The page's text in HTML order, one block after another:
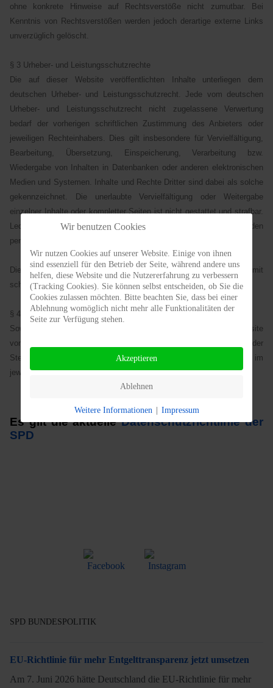
ohne konkrete Hinweise auf Rechtsverstöße nicht zumutbar. Bei
Kenntnis von Rechtsverstößen werden jedoch derartige externe Links
unverzüglich gelöscht.
§ 3 Urheber- und Leistungsschutzrechte
Die auf dieser Website veröffentlichten Inhalte unterliegen dem
deutschen Urheber- und Leistungsschutzrecht. Jede vom deutschen
Urheber- und Leistungsschutzrecht nicht zugelassene Verwertung
bedarf der vorherigen schriftlichen Zustimmung des Anbieters oder
jeweiligen Rechteinhabers. Dies gilt insbesondere für Vervielfältigung,
Bearbeitung, Übersetzung, Einspeicherung, Verarbeitung bzw.
Wiedergabe von Inhalten in Datenbanken oder anderen elektronischen
Medien und Systemen. Inhalte und Rechte Dritter sind dabei als solche
gekennzeichnet. Die unerlaubte Vervielfältigung oder Weitergabe
einzelner Inhalte oder kompletter Seiten ist nicht gestattet und strafbar.
Lediglich die Herstellung von Kopien und Downloads für den
persönlichen, privaten und nicht kommerziellen Gebrauch ist erlaubt.
Die Darstellung dieser Website in fremden Frames ist nur mit
schriftlicher Erlaubnis zulässig.
§ 4 Besondere Nutzungsbedingungen
Soweit besondere Bedingungen für einzelne Nutzungen dieser Website
von den vorgenannten Paragraphen abweichen, wird an entsprechender
Stelle ausdrücklich darauf hingewiesen. In diesem Falle gelten im
jeweiligen Einzelfall die besonderen Nutzungsbedingungen.
Es gilt die aktuelleDatenschutzrichtlinie der
SPD
SPD BUNDESPOLITIK
EU-Richtlinie für mehr Entgelttransparenz jetzt umsetzen
Am 7. Juni 2026 hätte Deutschland die EU-Richtlinie für mehr
Wir benutzen Cookies
Wir nutzen Cookies auf unserer Website. Einige von ihnen
sind essenziell für den Betrieb der Seite, während andere uns
helfen, diese Website und die Nutzererfahrung zu verbessern
(Tracking Cookies). Sie können selbst entscheiden, ob Sie die
Cookies zulassen möchten. Bitte beachten Sie, dass bei einer
Ablehnung womöglich nicht mehr alle Funktionalitäten der
Seite zur Verfügung stehen.
Akzeptieren
Ablehnen
Weitere Informationen | Impressum